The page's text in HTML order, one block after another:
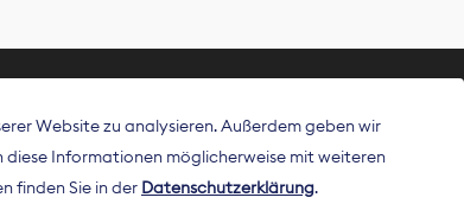
in
Website zu analysieren. Außerdem geben wir
diese Informationen möglicherweise mit weiteren
finden Sie in der Datenschutzerklärung.